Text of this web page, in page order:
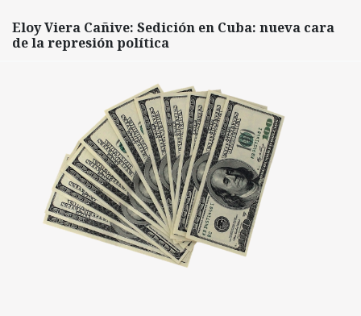
Eloy Viera Cañive: Sedición en Cuba: nueva cara
de la represión política